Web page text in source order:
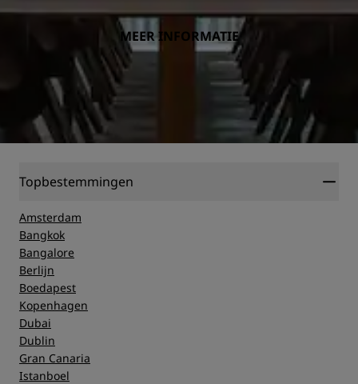
MEER INFORMATIE
Topbestemmingen
Amsterdam
Bangkok
Bangalore
Berlijn
Boedapest
Kopenhagen
Dubai
Dublin
Gran Canaria
Istanboel